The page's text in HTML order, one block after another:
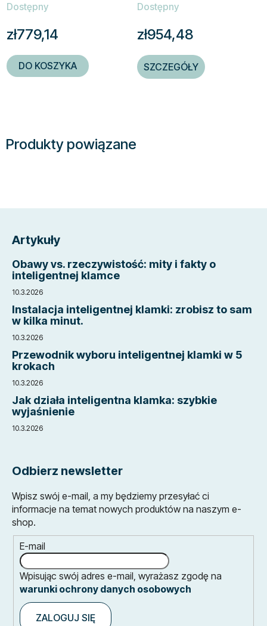
Produkty powiązane
Dostępny
zł779,14
DO KOSZYKA
Dostępny
zł954,48
SZCZEGÓŁY
Artykuły
Obawy vs. rzeczywistość: mity i fakty o
inteligentnej klamce
10.3.2026
Instalacja inteligentnej klamki: zrobisz to sam
w kilka minut.
10.3.2026
Przewodnik wyboru inteligentnej klamki w 5
krokach
10.3.2026
Jak działa inteligentna klamka: szybkie
wyjaśnienie
10.3.2026
Odbierz newsletter
Wpisz swój e-mail, a my będziemy przesyłać ci
informacje na temat nowych produktów na naszym e-
shop.
E-mail
Wpisując swój adres e-mail, wyrażasz zgodę na
warunki ochrony danych osobowych
ZALOGUJ SIĘ